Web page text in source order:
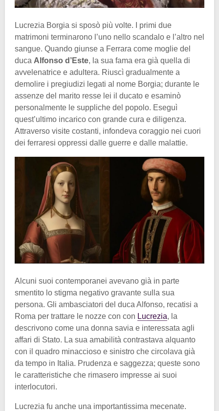
Lucrezia Borgia si sposò più volte. I primi due
matrimoni terminarono l’uno nello scandalo e l’altro nel
sangue. Quando giunse a Ferrara come moglie del
duca Alfonso d’Este, la sua fama era già quella di
avvelenatrice e adultera. Riuscì gradualmente a
demolire i pregiudizi legati al nome Borgia; durante le
assenze del marito resse lei il ducato e esaminò
personalmente le suppliche del popolo. Eseguì
quest’ultimo incarico con grande cura e diligenza.
Attraverso visite costanti, infondeva coraggio nei cuori
dei ferraresi oppressi dalle guerre e dalle malattie.
Alcuni suoi contemporanei avevano già in parte
smentito lo stigma negativo gravante sulla sua
persona. Gli ambasciatori del duca Alfonso, recatisi a
Roma per trattare le nozze con con Lucrezia, la
descrivono come una donna savia e interessata agli
affari di Stato. La sua amabilità contrastava alquanto
con il quadro minaccioso e sinistro che circolava già
da tempo in Italia. Prudenza e saggezza; queste sono
le caratteristiche che rimasero impresse ai suoi
interlocutori.
Lucrezia fu anche una importantissima mecenate.